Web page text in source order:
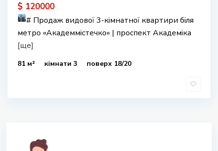
$ 120000
# Продаж видової 3-кімнатної квартири біля
метро «Академмістечко» | проспект Академіка
[ще]
81 м² кімнати 3 поверх 18/20